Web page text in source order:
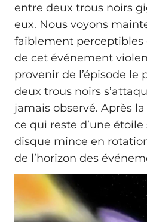
entre deux trous noirs
eux. Nous voyons
faiblement perceptibles
de cet événement
provenir de l’épisode le
deux trous noirs
jamais observé. Après
ce qui reste d’une
disque mince en
de l’horizon des